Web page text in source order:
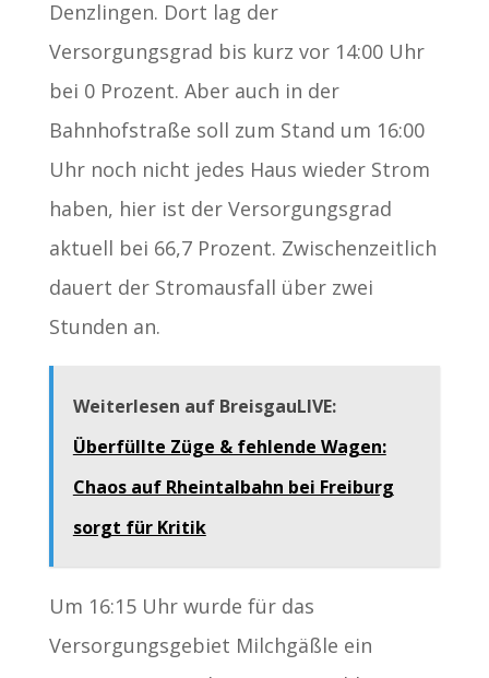
Denzlingen. Dort lag der
Versorgungsgrad bis kurz vor 14:00 Uhr
bei 0 Prozent. Aber auch in der
Bahnhofstraße soll zum Stand um 16:00
Uhr noch nicht jedes Haus wieder Strom
haben, hier ist der Versorgungsgrad
aktuell bei 66,7 Prozent. Zwischenzeitlich
dauert der Stromausfall über zwei
Stunden an.
Weiterlesen auf BreisgauLIVE:
Überfüllte Züge & fehlende Wagen:
Chaos auf Rheintalbahn bei Freiburg
sorgt für Kritik
Um 16:15 Uhr wurde für das
Versorgungsgebiet Milchgäßle ein